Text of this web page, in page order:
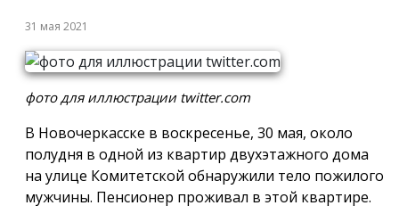
31 мая 2021
фото для иллюстрации twitter.com
В Новочеркасске в воскресенье, 30 мая, около
полудня в одной из квартир двухэтажного дома
на улице Комитетской обнаружили тело пожилого
мужчины. Пенсионер проживал в этой квартире.